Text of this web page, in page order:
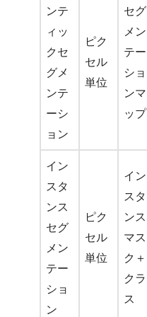
ンテ
ィッ
クセ
グメ
ンテ
ーシ
ョン
ピク
セル
単位
セグ
メン
テー
ショ
ンマ
ップ
イン
スタ
ンス
セグ
メン
テー
ショ
ン
ピク
セル
単位
イン
スタ
ンス
マス
ク＋
クラ
ス